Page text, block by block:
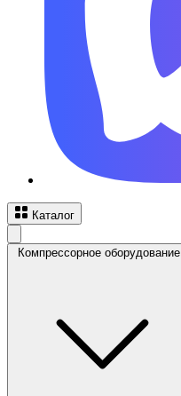
Каталог
Компрессорное оборудование